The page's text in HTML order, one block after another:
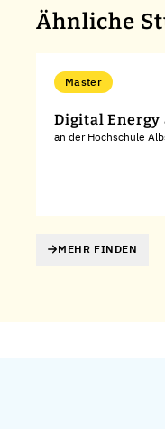
Ähnliche
Master
Digital Energy
an der Hochschule
MEHR FINDEN